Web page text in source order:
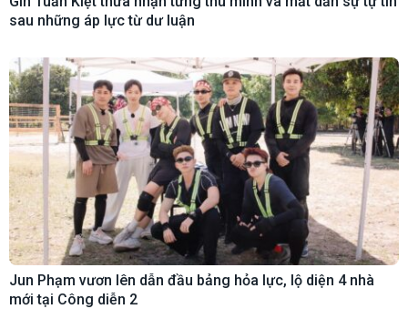
sau những áp lực từ dư luận
Jun Phạm vươn lên dẫn đầu bảng hỏa lực, lộ diện 4 nhà
mới tại Công diễn 2